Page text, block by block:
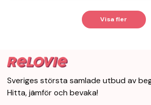
Visa fler
Sveriges största samlade utbud av
Hitta, jämför och bevaka!